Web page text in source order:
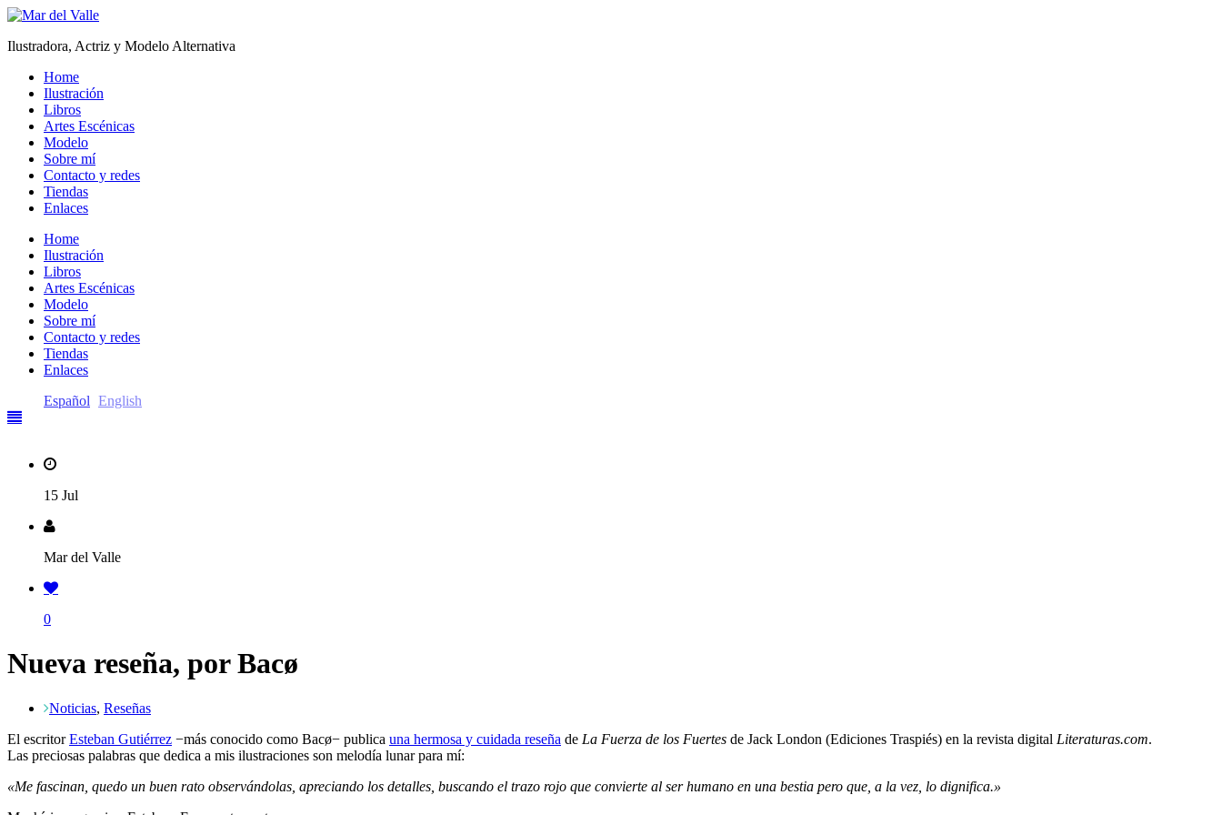
Ilustradora, Actriz y Modelo Alternativa
Home
Ilustración
Libros
Artes Escénicas
Modelo
Sobre mí
Contacto y redes
Tiendas
Enlaces
Home
Ilustración
Libros
Artes Escénicas
Modelo
Sobre mí
Contacto y redes
Tiendas
Enlaces
Español English
15 Jul
Mar del Valle
0
Nueva reseña, por Bacø
Noticias, Reseñas
El escritorEsteban Gutiérrez −más conocido como Bacø− publica una hermosa y cuidada reseña de La Fuerza de los Fuertes de Jack London (Ediciones Traspiés) en la revista digital Literaturas.com.
Las preciosas palabras que dedica a mis ilustraciones son melodía lunar para mí:
«Me fascinan, quedo un buen rato observándolas, apreciando los detalles, buscando el trazo rojo que convierte al ser humano en una bestia pero que, a la vez, lo dignifica.»